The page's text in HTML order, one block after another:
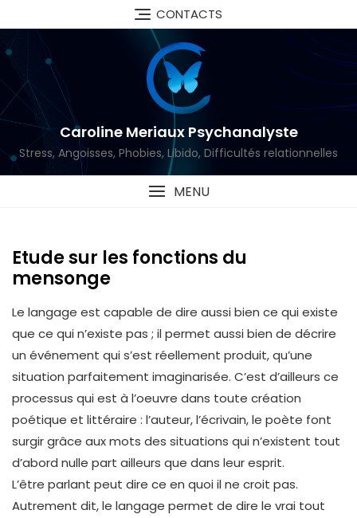
to
content
CONTACTS
Caroline Meriaux Psychanalyste
Stress, Angoisses, Phobies, Libido, Difficultés relationnelles
MENU
Etude sur les fonctions du
mensonge
Le langage est capable de dire aussi bien ce qui existe
que ce qui n’existe pas ; il permet aussi bien de décrire
un événement qui s’est réellement produit, qu’une
situation parfaitement imaginarisée. C’est d’ailleurs ce
processus qui est à l’oeuvre dans toute création
poétique et littéraire : l’auteur, l’écrivain, le poète font
surgir grâce aux mots des situations qui n’existent tout
d’abord nulle part ailleurs que dans leur esprit.
L’être parlant peut dire ce en quoi il ne croit pas.
Autrement dit, le langage permet de dire le vrai tout